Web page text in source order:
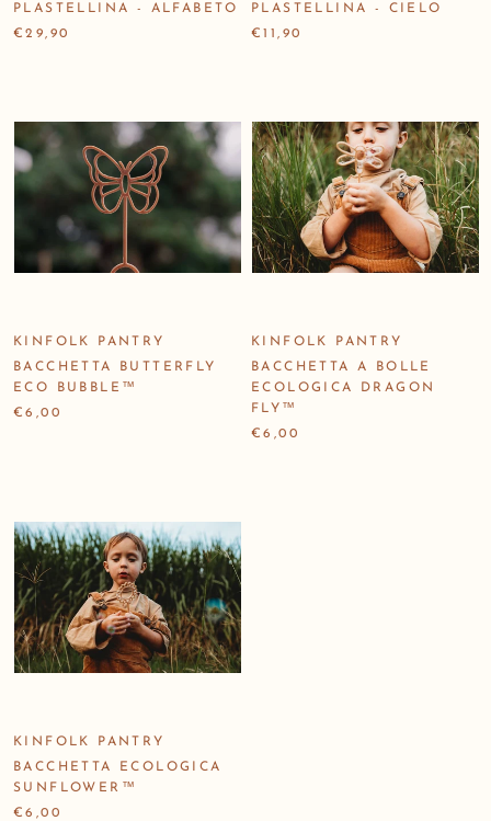
PLASTELLINA - ALFABETO
€29,90
PLASTELLINA - CIELO
€11,90
KINFOLK PANTRY
BACCHETTA BUTTERFLY
ECO BUBBLE™
€6,00
KINFOLK PANTRY
BACCHETTA A BOLLE
ECOLOGICA DRAGON
FLY™
€6,00
KINFOLK PANTRY
BACCHETTA ECOLOGICA
SUNFLOWER™
€6,00